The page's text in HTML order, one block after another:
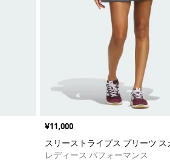
価格
¥11,000
スリーストライプス プリーツ ス
レディース パフォーマンス